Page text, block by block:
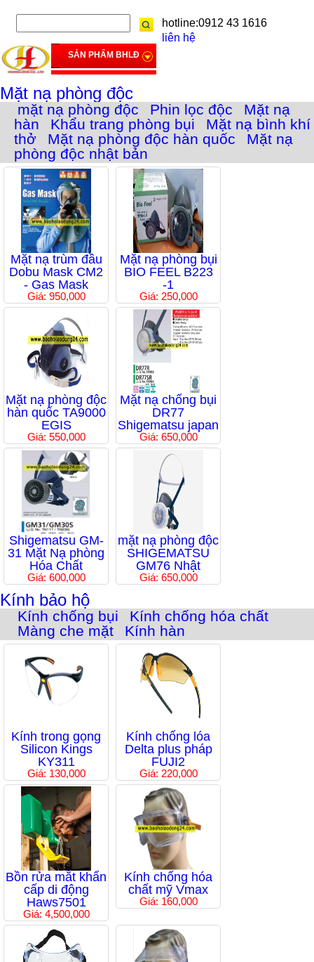
hotline:0912 43 1616
liên hệ
SẢN PHẨM BHLĐ
Mặt nạ phòng độc
mặt nạ phòng độc Phin lọc độc
Mặt nạ
hàn
Khẩu trang phòng bụi
Mặt nạ bình khí
thở
Mặt nạ phòng độc hàn quốc
Mặt nạ
phòng độc nhật bản
Mặt nạ trùm đầu
Dobu Mask CM2
- Gas Mask
Giá: 950,000
Mặt nạ phòng bụi
BIO FEEL B223
-1
Giá: 250,000
Mặt nạ phòng độc
hàn quốc TA9000
EGIS
Giá: 550,000
Mặt nạ chống bụi
DR77
Shigematsu japan
Giá: 650,000
Shigematsu GM-
31 Mặt Nạ phòng
Hóa Chất
Giá: 600,000
mặt nạ phòng độc
SHIGEMATSU
GM76 Nhật
Giá: 650,000
Kính bảo hộ
Kính chống bụi
Kính chống hóa chất
Màng che mặt
Kính hàn
Kính trong gọng
Silicon Kings
KY311
Giá: 130,000
Kính chống lóa
Delta plus pháp
FUJI2
Giá: 220,000
Bồn rửa mắt khẩn
cấp di động
Haws7501
Giá: 4,500,000
Kính chống hóa
chất mỹ Vmax
Giá: 160,000